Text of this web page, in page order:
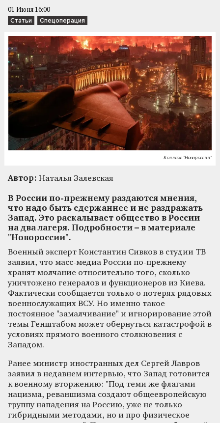
01 Июня 16:00
Статьи Спецоперация
Коллаж "Новороссии"
Автор: Наталья Залевская
В России по-прежнему раздаются мнения,
что надо быть сдержаннее и не раздражать
Запад. Это раскалывает общество в России
на два лагеря. Подробности – в материале
"Новороссии".
Военный эксперт Константин Сивков в студии ТВ
заявил, что масс-медиа России по-прежнему
хранят молчание относительно того, сколько
уничтожено генералов и функционеров из Киева.
Фактически сообщается только о потерях рядовых
военнослужащих ВСУ. Но именно такое
постоянное "замалчивание" и игнорирование этой
темы Генштабом может обернуться катастрофой в
условиях прямого военного столкновения с
Западом.
Ранее министр иностранных дел Сергей Лавров
заявил в недавнем интервью, что Запад готовится
к военному вторжению: "Под теми же флагами
нацизма, реваншизма создают общеевропейскую
группу нападения на Россию, уже не только
гибридными методами, но и про физическое